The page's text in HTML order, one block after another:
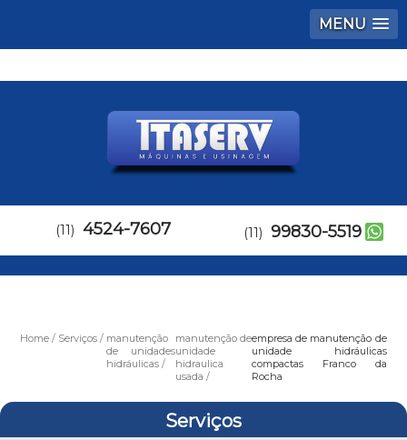
MENU
(11) 4524-7607 (11) 99830-5519
Home Serviços
manutenção
de unidades
hidráulicas
manutenção de
unidade
hidraulica
usada
empresa de manutenção de
unidade hidráulicas
compactas Franco da
Rocha
Serviços